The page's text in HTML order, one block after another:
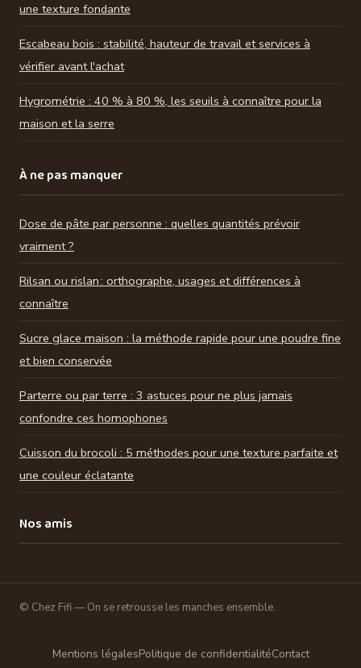
une texture fondante
Escabeau bois : stabilité, hauteur de travail et services à
vérifier avant l'achat
Hygrométrie : 40 % à 80 %, les seuils à connaître pour la
maison et la serre
À ne pas manquer
Dose de pâte par personne : quelles quantités prévoir
vraiment ?
Rilsan ou rislan : orthographe, usages et différences à
connaître
Sucre glace maison : la méthode rapide pour une poudre fine
et bien conservée
Parterre ou par terre : 3 astuces pour ne plus jamais
confondre ces homophones
Cuisson du brocoli : 5 méthodes pour une texture parfaite et
une couleur éclatante
Nos amis
© Chez Fifi — On se retrousse les manches ensemble.
Mentions légalesPolitique de confidentialitéContact